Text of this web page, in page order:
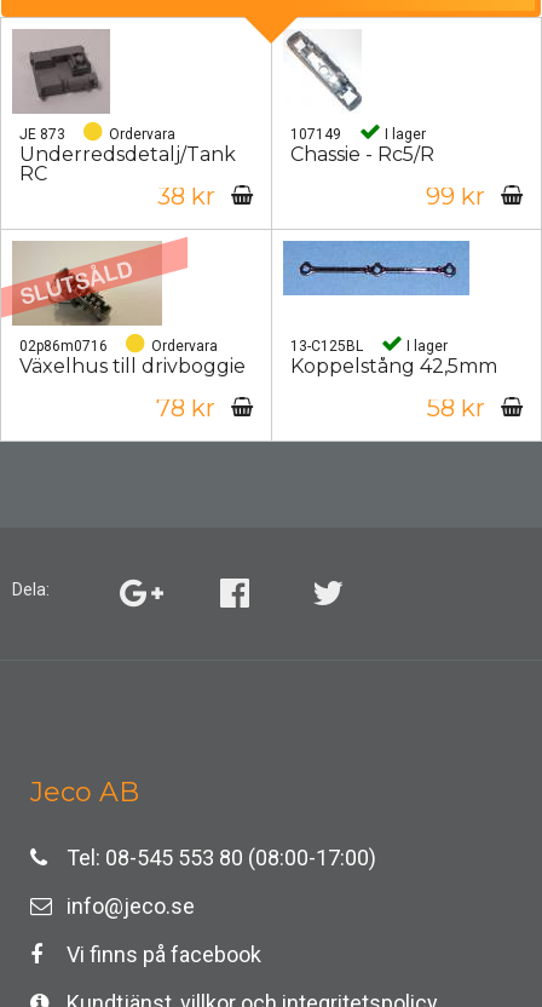
JE 873 Ordervara
Underredsdetalj/Tank
RC
38 kr
107149 I lager
Chassie - Rc5/R
99 kr
02p86m0716 Ordervara
Växelhus till drivboggie
78 kr
13-C125BL I lager
Koppelstång 42,5mm
58 kr
Dela:
Jeco AB
Tel: 08-545 553 80 (08:00-17:00)
info@jeco.se
Vi finns på facebook